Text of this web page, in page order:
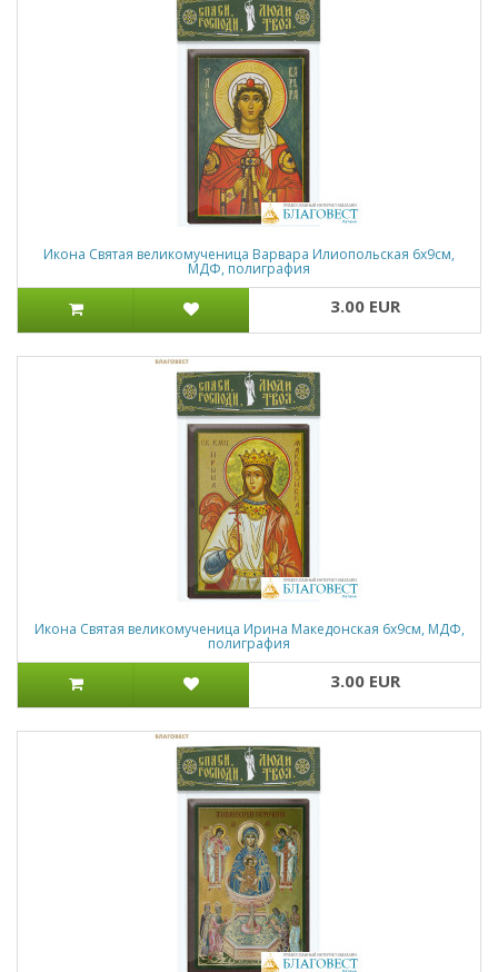
Икона Святая великомученица Варвара Илиопольская 6х9см,
МДФ, полиграфия
3.00 EUR
Икона Святая великомученица Ирина Македонская 6х9см, МДФ,
полиграфия
3.00 EUR